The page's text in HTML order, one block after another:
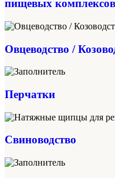
пищевых комплексов
Овцеводство /
Перчатки
Свиноводство